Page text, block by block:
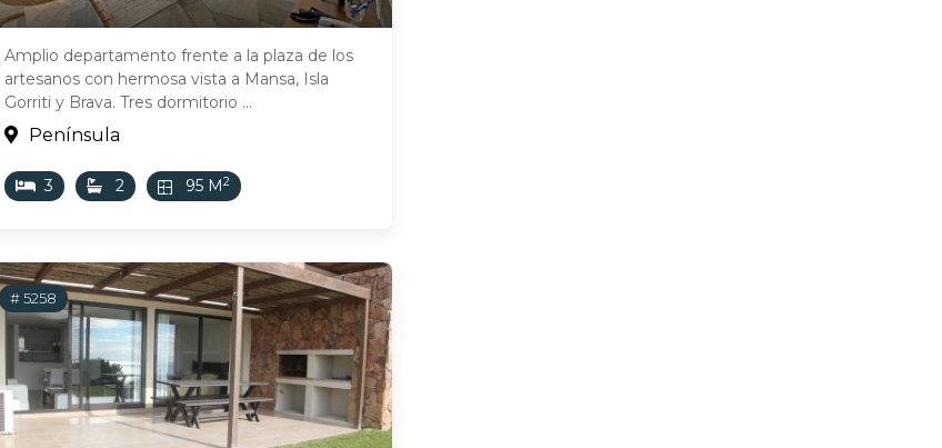
Amplio departamento frente a la plaza de los
artesanos con hermosa vista a Mansa, Isla
Gorriti y Brava. Tres dormitorio ...
Península
3 2 95 M2
# 5258